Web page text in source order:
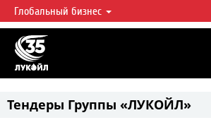
ЛУКОЙЛ СЕГОДНЯ
ЛУКОЙЛ — одна из крупнейших вертикально
нефтегазовых компаний в мире, на долю которой
мировой добычи нефти и около 1% доказанных
Глобальный бизнес
Тендеры Группы «ЛУКОЙЛ»